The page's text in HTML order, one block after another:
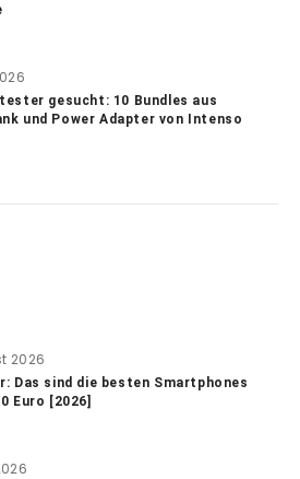
gesucht: 10 Bundles aus
und Power Adapter von Intenso
2026
Das sind die besten Smartphones
Euro [2026]